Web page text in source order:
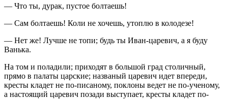
— Что ты, дурак, пустое болтаешь!
— Сам болтаешь! Коли не хочешь, утоплю в колодезе!
— Нет же! Лучше не топи; будь ты Иван-царевич, а я буду
Ванька.
На том и поладили; приходят в большой град столичный,
прямо в палаты царские; названый царевич идет впереди,
кресты кладет не по-писаному, поклоны ведет не по-ученому,
а настоящий царевич позади выступает, кресты кладет по-